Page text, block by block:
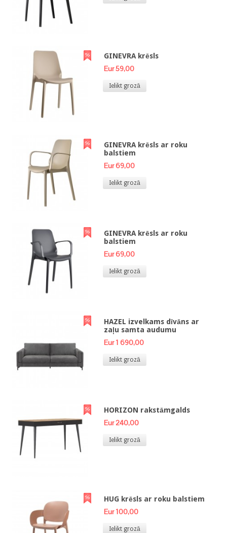
GINEVRA krēsls
Eur 59,00
Ielikt grozā
GINEVRA krēsls ar roku
balstiem
Eur 69,00
Ielikt grozā
GINEVRA krēsls ar roku
balstiem
Eur 69,00
Ielikt grozā
HAZEL izvelkams dīvāns ar
zaļu samta audumu
Eur 1 690,00
Ielikt grozā
HORIZON rakstāmgalds
Eur 240,00
Ielikt grozā
HUG krēsls ar roku balstiem
Eur 100,00
Ielikt grozā